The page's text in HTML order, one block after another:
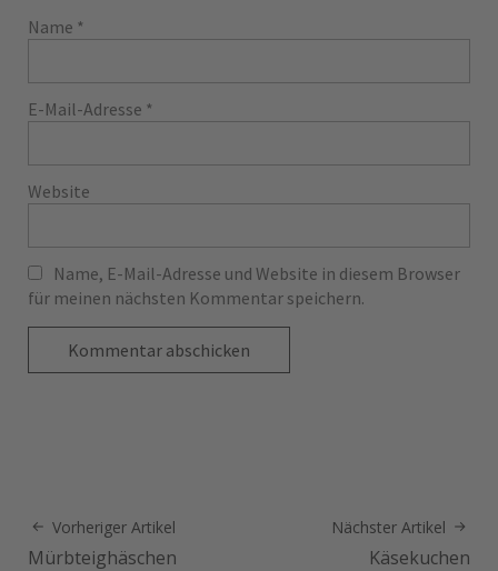
Name *
E-Mail-Adresse *
Website
Name, E-Mail-Adresse und Website in diesem Browser
für meinen nächsten Kommentar speichern.
Vorheriger Artikel
Mürbteighäschen
Nächster Artikel
Käsekuchen